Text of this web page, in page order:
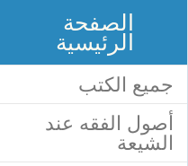
الصفحة
الرئيسية
جميع الكتب
أصول الفقه عند
الشيعة